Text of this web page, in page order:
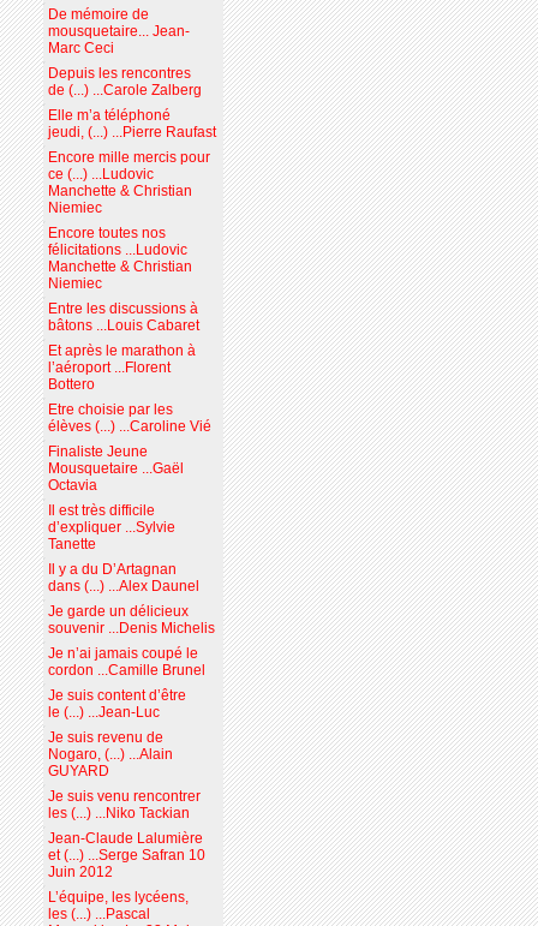
De mémoire de
mousquetaire... Jean-
Marc Ceci
Depuis les rencontres
de (...) ...Carole Zalberg
Elle m’a téléphoné
jeudi, (...) ...Pierre Raufast
Encore mille mercis pour
ce (...) ...Ludovic
Manchette & Christian
Niemiec
Encore toutes nos
félicitations ...Ludovic
Manchette & Christian
Niemiec
Entre les discussions à
bâtons ...Louis Cabaret
Et après le marathon à
l’aéroport ...Florent
Bottero
Etre choisie par les
élèves (...) ...Caroline Vié
Finaliste Jeune
Mousquetaire ...Gaël
Octavia
Il est très difficile
d’expliquer ...Sylvie
Tanette
Il y a du D’Artagnan
dans (...) ...Alex Daunel
Je garde un délicieux
souvenir ...Denis Michelis
Je n’ai jamais coupé le
cordon ...Camille Brunel
Je suis content d’être
le (...) ...Jean-Luc
Je suis revenu de
Nogaro, (...) ...Alain
GUYARD
Je suis venu rencontrer
les (...) ...Niko Tackian
Jean-Claude Lalumière
et (...) ...Serge Safran 10
Juin 2012
L’équipe, les lycéens,
les (...) ...Pascal